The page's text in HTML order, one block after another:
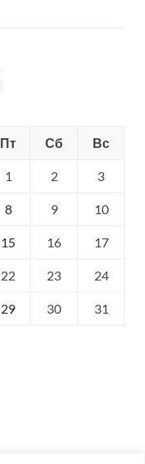
Пт Сб Вс
1 2 3
8 9 10
15 16 17
22 23 24
29 30 31